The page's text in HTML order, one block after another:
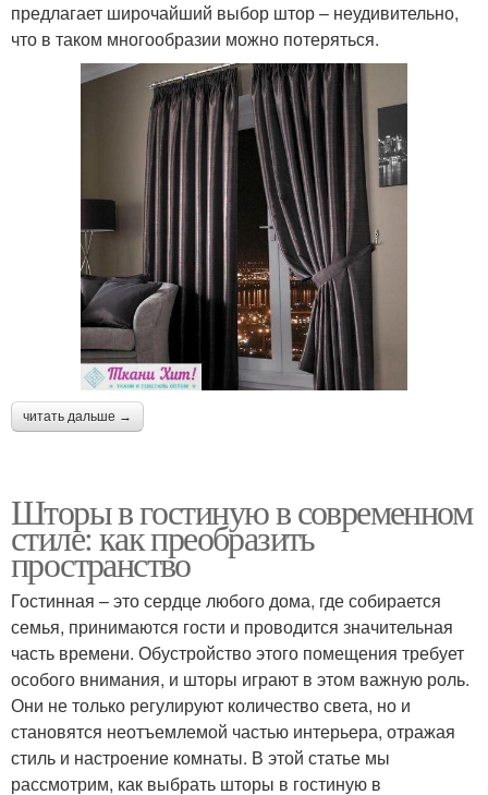
предлагает широчайший выбор штор – неудивительно,
что в таком многообразии можно потеряться.
читать дальше →
Шторы в гостиную в современном
стиле: как преобразить
пространство
Гостинная – это сердце любого дома, где собирается
семья, принимаются гости и проводится значительная
часть времени. Обустройство этого помещения требует
особого внимания, и шторы играют в этом важную роль.
Они не только регулируют количество света, но и
становятся неотъемлемой частью интерьера, отражая
стиль и настроение комнаты. В этой статье мы
рассмотрим, как выбрать шторы в гостиную в